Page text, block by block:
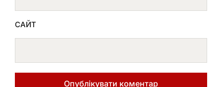
САЙТ